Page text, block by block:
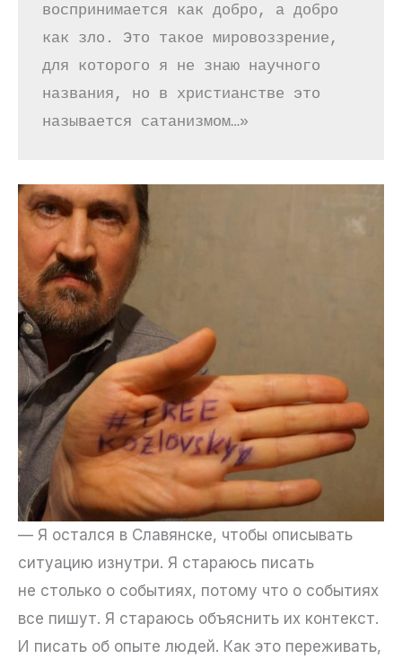
воспринимается как добро, а добро
как зло. Это такое мировоззрение,
для которого я не знаю научного
названия, но в христианстве это
называется сатанизмом…»
— Я остался в Славянске, чтобы описывать
ситуацию изнутри. Я стараюсь писать
не столько о событиях, потому что о событиях
все пишут. Я стараюсь объяснить их контекст.
И писать об опыте людей. Как это переживать,